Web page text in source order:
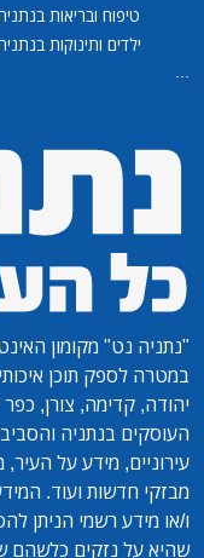
טיפוח ובריאות
ילדים ותינוקות
...
"נתניה נט" מקומון
במטרה לספק תוכן
יהודה, קדימה, צורן, כפר
העוסקים בנתניה
עירוניים, מידע על
מבזקי חדשות ועוד.
ו/או מידע רשמי הניתן
שהיא על נזקים כלשהם